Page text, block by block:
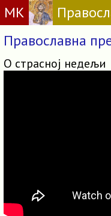
МК
Православна
О страсној недељи